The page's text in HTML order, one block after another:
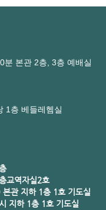
분 본관 2층, 3층 예배실
1층 베들레헴실
교역자실2호
관 지하 1층 1호 기도실
지하 1층 1호 기도실